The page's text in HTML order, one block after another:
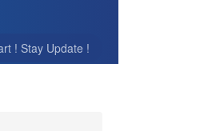
! Stay Update !